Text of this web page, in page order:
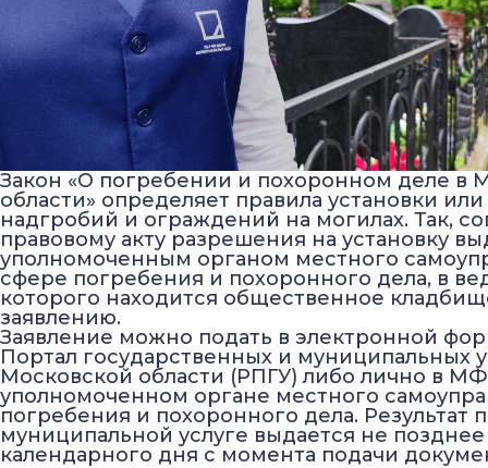
Закон «О погребении и похоронном деле в
области» определяет правила установки
надгробий и ограждений на могилах. Так,
правовому акту разрешения на установку
уполномоченным органом местного
сфере погребения и похоронного дела, в
которого находится общественное
заявлению.
Заявление можно подать в электронной
Портал государственных и муниципальных
Московской области (РПГУ) либо лично в
уполномоченном органе местного
погребения и похоронного дела. Результат
муниципальной услуге выдается не
календарного дня с момента подачи